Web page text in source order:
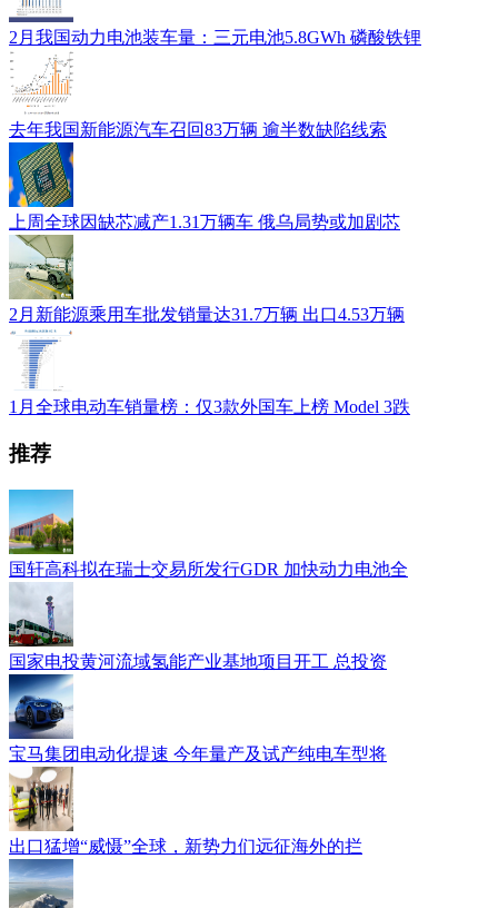
2月我国动力电池装车量：三元电池5.8GWh 磷酸铁锂
去年我国新能源汽车召回83万辆 逾半数缺陷线索
上周全球因缺芯减产1.31万辆车 俄乌局势或加剧芯
2月新能源乘用车批发销量达31.7万辆 出口4.53万辆
1月全球电动车销量榜：仅3款外国车上榜 Model 3跌
推荐
国轩高科拟在瑞士交易所发行GDR 加快动力电池全
国家电投黄河流域氢能产业基地项目开工 总投资
宝马集团电动化提速 今年量产及试产纯电车型将
出口猛增“威慑”全球，新势力们远征海外的拦